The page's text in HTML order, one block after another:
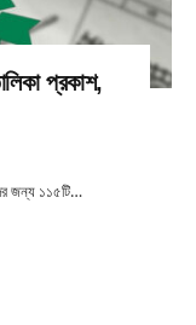
প্রকাশ,
জন্য ১১৫টি…